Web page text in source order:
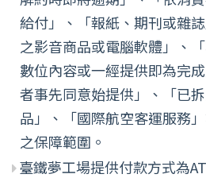
給付」、「報紙、期刊或雜
之影音商品或電腦軟體」、
數位內容或一經提供即為完
者事先同意始提供」、「已
品」、「國際航空客運服務
之保障範圍。
臺鐵夢工場提供付款方式為